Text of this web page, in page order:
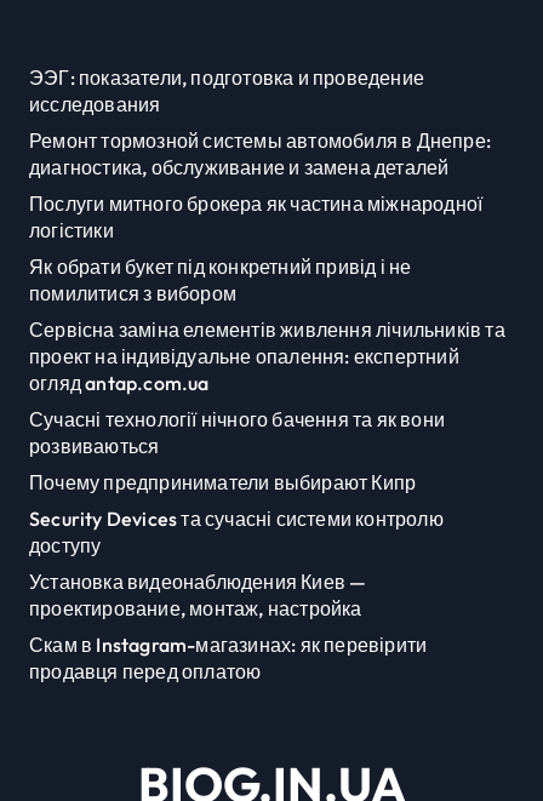
ЭЭГ: показатели, подготовка и проведение
исследования
Ремонт тормозной системы автомобиля в Днепре:
диагностика, обслуживание и замена деталей
Послуги митного брокера як частина міжнародної
логістики
Як обрати букет під конкретний привід і не
помилитися з вибором
Сервісна заміна елементів живлення лічильників та
проект на індивідуальне опалення: експертний
огляд antap.com.ua
Сучасні технології нічного бачення та як вони
розвиваються
Почему предприниматели выбирают Кипр
Security Devices та сучасні системи контролю
доступу
Установка видеонаблюдения Киев —
проектирование, монтаж, настройка
Скам в Instagram-магазинах: як перевірити
продавця перед оплатою
BIOG.IN.UA